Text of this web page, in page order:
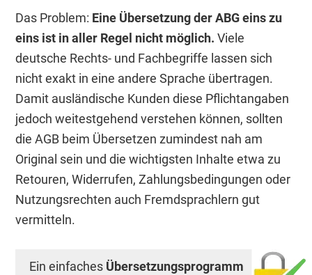
Das Problem: Eine Übersetzung der ABG eins zu
eins ist in aller Regel nicht möglich. Viele
deutsche Rechts- und Fachbegriffe lassen sich
nicht exakt in eine andere Sprache übertragen.
Damit ausländische Kunden diese Pflichtangaben
jedoch weitestgehend verstehen können, sollten
die AGB beim Übersetzen zumindest nah am
Original sein und die wichtigsten Inhalte etwa zu
Retouren, Widerrufen, Zahlungsbedingungen oder
Nutzungsrechten auch Fremdsprachlern gut
vermitteln.
Ein einfaches Übersetzungsprogramm